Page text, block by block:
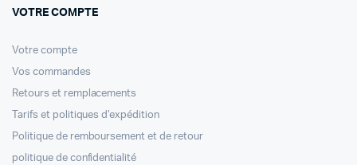
VOTRE COMPTE
Votre compte
Vos commandes
Retours et remplacements
Tarifs et politiques d’expédition
Politique de remboursement et de retour
politique de confidentialité